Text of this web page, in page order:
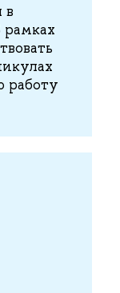
в
работу